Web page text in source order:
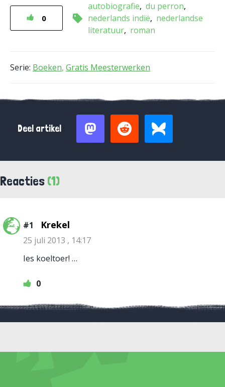
0
autobiografie du perron
nederlands indië
nederlandse
literatuur roman
Serie: Boeken, Gratis Meesterwerken
Deel artikel
Reacties (1)
#1 Krekel
25 juli 2013 , 14:17
Ies koeltoer! …
0